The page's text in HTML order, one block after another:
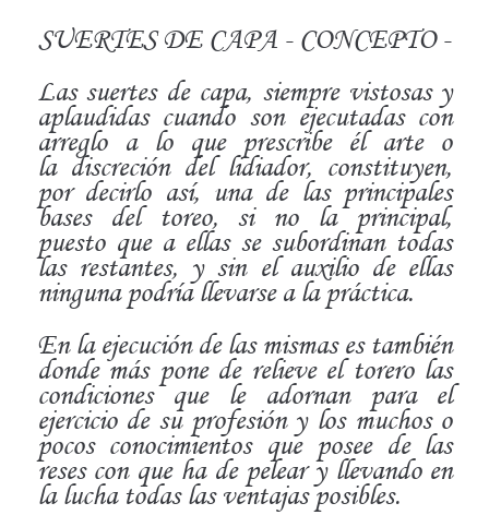
SUERTES DE CAPA - CONCEPTO -
Las suertes de capa, siempre vistosas y
aplaudidas cuando son ejecutadas con
arreglo a lo que prescribe él arte o
la discreción del lidiador, constituyen,
por decirlo así, una de las principales
bases del toreo, si no la principal,
puesto que a ellas se subordinan todas
las restantes, y sin el auxilio de ellas
ninguna podría llevarse a la práctica.
En la ejecución de las mismas es también
donde más pone de relieve el torero las
condiciones que le adornan para el
ejercicio de su profesión y los muchos o
pocos conocimientos que posee de las
reses con que ha de pelear y llevando en
la lucha todas las ventajas posibles.